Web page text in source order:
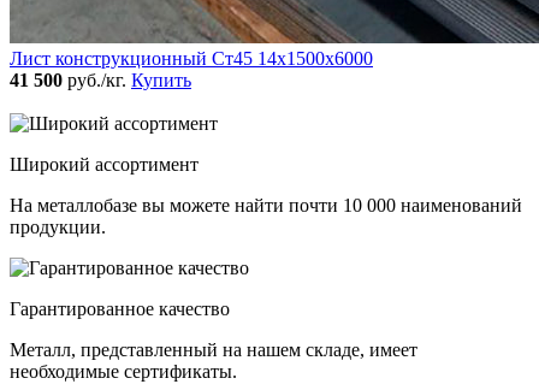
Лист конструкционный Ст45 14х1500х6000
41 500 руб./кг. Купить
Широкий ассортимент
На металлобазе вы можете найти почти 10 000 наименований
продукции.
Гарантированное качество
Металл, представленный на нашем складе, имеет
необходимые сертификаты.